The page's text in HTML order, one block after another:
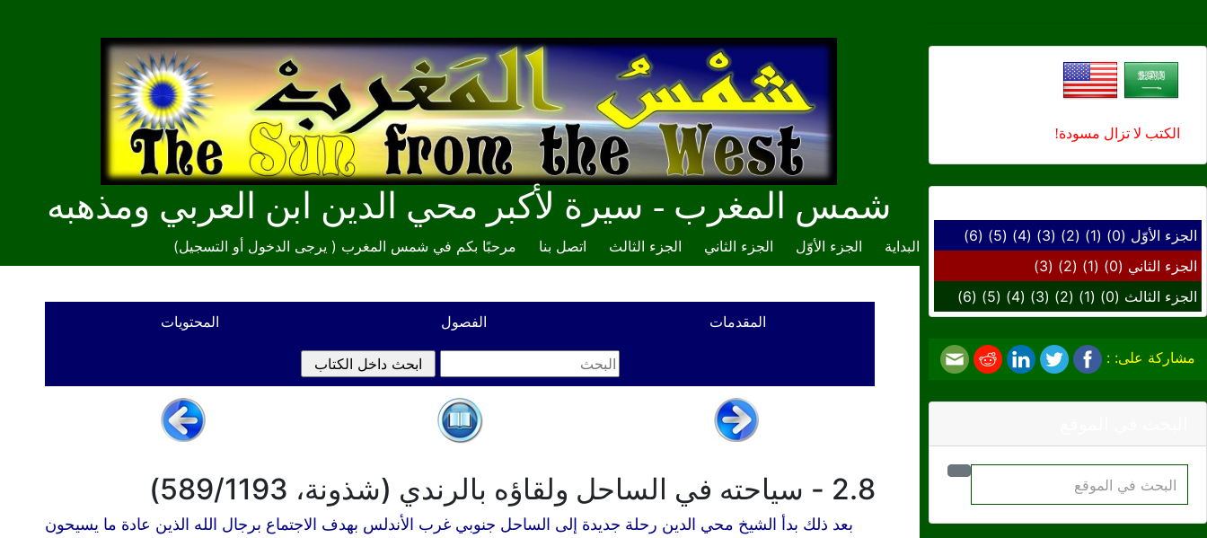
الكتب لا تزال مسودة!
الجزء الأوّل (0)
(1)
(2)
(3)
(4)
(5)
(6)
الجزء الثاني (0)
(1)
(2)
(3)
الجزء الثالث (0)
(1)
(2)
(3)
(4)
(5)
(6)
مشاركة على: :
شمس المغرب - سيرة لأكبر محي الدين ابن العربي ومذهبه
البداية الجزء الأوّل الجزء الثاني الجزء الثالث اتصل بنا مرحبًا بكم في شمس المغرب ( يرجى الدخول أو التسجيل)
المقدمات الفصول المحتويات
2.8 - سياحته في الساحل ولقاؤه بالرندي (شذونة، 589/1193)
بعد ذلك بدأ الشيخ محي الدين رحلة جديدة إلى الساحل جنوبي غرب الأندلس بهدف الاجتماع برجال الله الذين عادة ما يسيحون